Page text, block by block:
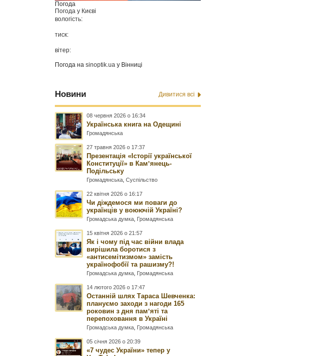
Погода
Погода у Києві
вологість:
тиск:
вітер:
Погода наsinoptik.ua у Вінниці
Новини Дивитися всі
08 червня 2026 о 16:34
Українська книга на Одещині
Громадянська
27 травня 2026 о 17:37
Презентація «Історії української
Конституції» в Камʼянець-
Подільську
Громадянська ,Суспільство
22 квітня 2026 о 16:17
Чи діждемося ми поваги до
українців у воюючій Україні?
Громадська думка Громадянська
15 квітня 2026 о 21:57
Як і чому під час війни влада
вирішила боротися з
«антисемітизмом» замість
українофобії та рашизму?!
Громадська думка Громадянська
14 лютого 2026 о 17:47
Останній шлях Тараса Шевченка:
плануємо заходи з нагоди 165
роковин з дня памʼяті та
перепоховання в Україні
Громадська думка Громадянська
05 січня 2026 о 20:39
«7 чудес України» тепер у